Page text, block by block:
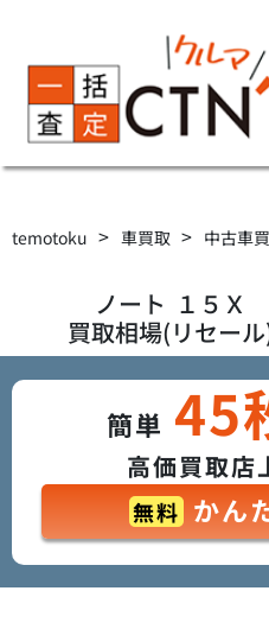
temotoku > 車買取 > 中古車
ノート １５Ｘ
買取相場(リセー
簡単 45
高価買取店
無料 かん